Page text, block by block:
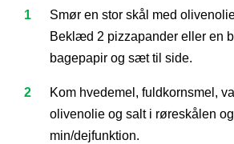
Smør en stor skål med
Beklæd 2 pizzapander eller en
bagepapir og sæt til side.
Kom hvedemel, fuldkornsmel,
olivenolie og salt i røreskålen
min/dejfunktion.